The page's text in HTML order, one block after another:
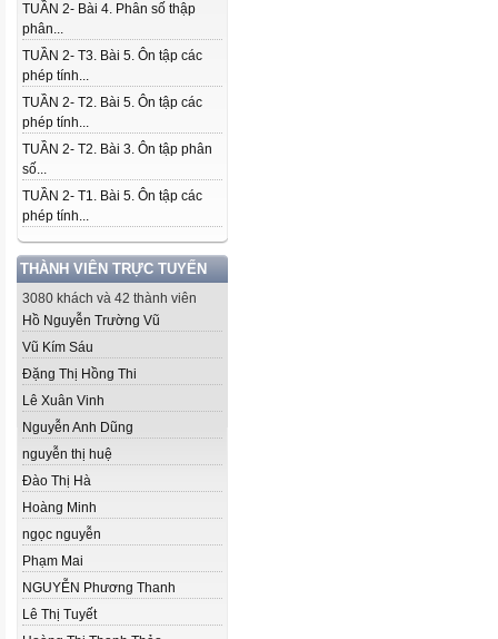
TUẦN 2- Bài 4. Phân số thập
phân...
TUẦN 2- T3. Bài 5. Ôn tập các
phép tính...
TUẦN 2- T2. Bài 5. Ôn tập các
phép tính...
TUẦN 2- T2. Bài 3. Ôn tập phân
số...
TUẦN 2- T1. Bài 5. Ôn tập các
phép tính...
THÀNH VIÊN TRỰC TUYẾN
3080 khách và 42 thành viên
Hồ Nguyễn Trường Vũ
Vũ Kím Sáu
Đặng Thị Hồng Thi
Lê Xuân Vinh
Nguyễn Anh Dũng
nguyễn thị huệ
Đào Thị Hà
Hoàng Minh
ngọc nguyễn
Phạm Mai
NGUYỄN Phương Thanh
Lê Thị Tuyết